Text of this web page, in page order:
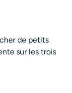
de petits
sur les trois